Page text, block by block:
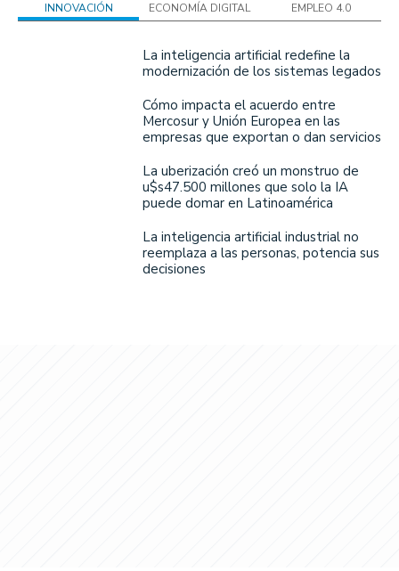
INNOVACIÓN ECONOMÍA DIGITAL EMPLEO 4.0
La inteligencia artificial redefine la
modernización de los sistemas legados
Cómo impacta el acuerdo entre
Mercosur y Unión Europea en las
empresas que exportan o dan servicios
La uberización creó un monstruo de
u$s47.500 millones que solo la IA
puede domar en Latinoamérica
La inteligencia artificial industrial no
reemplaza a las personas, potencia sus
decisiones